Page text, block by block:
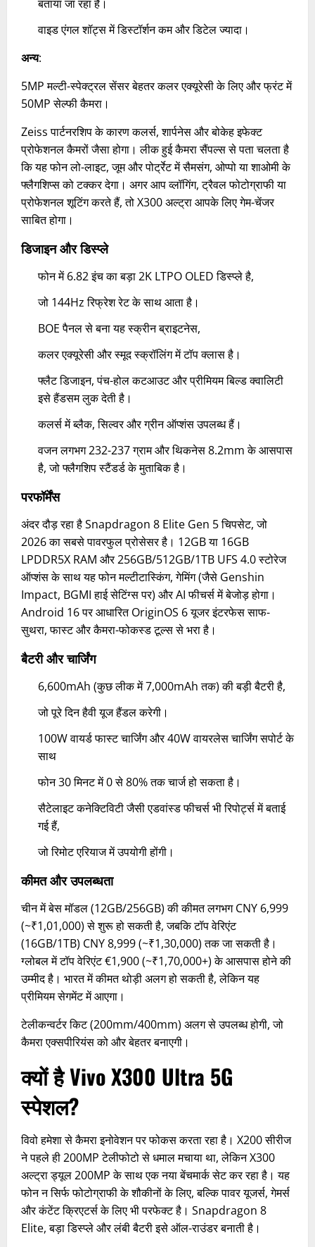
बताया जा रहा है।
वाइड एंगल शॉट्स में डिस्टॉर्शन कम और डिटेल ज्यादा।
अन्य:
5MP मल्टी-स्पेक्ट्रल सेंसर बेहतर कलर एक्यूरेसी के लिए और फ्रंट में
50MP सेल्फी कैमरा।
Zeiss पार्टनरशिप के कारण कलर्स, शार्पनेस और बोकेह इफेक्ट
प्रोफेशनल कैमरों जैसा होगा। लीक हुई कैमरा सैंपल्स से पता चलता है
कि यह फोन लो-लाइट, जूम और पोर्ट्रेट में सैमसंग, ओप्पो या शाओमी के
फ्लैगशिप्स को टक्कर देगा। अगर आप व्लॉगिंग, ट्रैवल फोटोग्राफी या
प्रोफेशनल शूटिंग करते हैं, तो X300 अल्ट्रा आपके लिए गेम-चेंजर
साबित होगा।
डिजाइन और डिस्प्ले
फोन में 6.82 इंच का बड़ा 2K LTPO OLED डिस्प्ले है,
जो 144Hz रिफ्रेश रेट के साथ आता है।
BOE पैनल से बना यह स्क्रीन ब्राइटनेस,
कलर एक्यूरेसी और स्मूद स्क्रॉलिंग में टॉप क्लास है।
फ्लैट डिजाइन, पंच-होल कटआउट और प्रीमियम बिल्ड क्वालिटी
इसे हैंडसम लुक देती है।
कलर्स में ब्लैक, सिल्वर और ग्रीन ऑप्शंस उपलब्ध हैं।
वजन लगभग 232-237 ग्राम और थिकनेस 8.2mm के आसपास
है, जो फ्लैगशिप स्टैंडर्ड के मुताबिक है।
परफॉर्मेंस
अंदर दौड़ रहा है Snapdragon 8 Elite Gen 5 चिपसेट, जो
2026 का सबसे पावरफुल प्रोसेसर है। 12GB या 16GB
LPDDR5X RAM और 256GB/512GB/1TB UFS 4.0 स्टोरेज
ऑप्शंस के साथ यह फोन मल्टीटास्किंग, गेमिंग (जैसे Genshin
Impact, BGMI हाई सेटिंग्स पर) और AI फीचर्स में बेजोड़ होगा।
Android 16 पर आधारित OriginOS 6 यूजर इंटरफेस साफ-
सुथरा, फास्ट और कैमरा-फोकस्ड टूल्स से भरा है।
बैटरी और चार्जिंग
6,600mAh (कुछ लीक में 7,000mAh तक) की बड़ी बैटरी है,
जो पूरे दिन हैवी यूज हैंडल करेगी।
100W वायर्ड फास्ट चार्जिंग और 40W वायरलेस चार्जिंग सपोर्ट के
साथ
फोन 30 मिनट में 0 से 80% तक चार्ज हो सकता है।
सैटेलाइट कनेक्टिविटी जैसी एडवांस्ड फीचर्स भी रिपोर्ट्स में बताई
गई हैं,
जो रिमोट एरियाज में उपयोगी होंगी।
कीमत और उपलब्धता
चीन में बेस मॉडल (12GB/256GB) की कीमत लगभग CNY 6,999
(~₹1,01,000) से शुरू हो सकती है, जबकि टॉप वेरिएंट
(16GB/1TB) CNY 8,999 (~₹1,30,000) तक जा सकती है।
ग्लोबल में टॉप वेरिएंट €1,900 (~₹1,70,000+) के आसपास होने की
उम्मीद है। भारत में कीमत थोड़ी अलग हो सकती है, लेकिन यह
प्रीमियम सेगमेंट में आएगा।
टेलीकन्वर्टर किट (200mm/400mm) अलग से उपलब्ध होगी, जो
कैमरा एक्सपीरियंस को और बेहतर बनाएगी।
क्यों हैVivo X300 Ultra 5G
स्पेशल?
विवो हमेशा से कैमरा इनोवेशन पर फोकस करता रहा है। X200 सीरीज
ने पहले ही 200MP टेलीफोटो से धमाल मचाया था, लेकिन X300
अल्ट्रा ड्यूल 200MP के साथ एक नया बेंचमार्क सेट कर रहा है। यह
फोन न सिर्फ फोटोग्राफी के शौकीनों के लिए, बल्कि पावर यूजर्स, गेमर्स
और कंटेंट क्रिएटर्स के लिए भी परफेक्ट है। Snapdragon 8
Elite, बड़ा डिस्प्ले और लंबी बैटरी इसे ऑल-राउंडर बनाती है।